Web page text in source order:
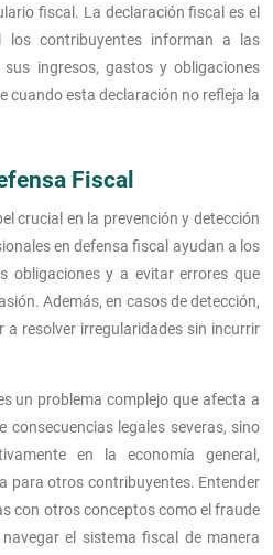
fiscal. La declaración fiscal es el
los contribuyentes informan a las
ingresos, gastos y obligaciones
cuando esta declaración no refleja la
Fiscal
crucial en la prevención y detección
en defensa fiscal ayudan a los
obligaciones y a evitar errores que
Además, en casos de detección,
a resolver irregularidades sin incurrir
un problema complejo que afecta a
consecuencias legales severas, sino
en la economía general,
para otros contribuyentes. Entender
con otros conceptos como el fraude
el sistema fiscal de manera